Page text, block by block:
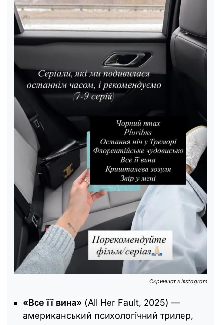
Cкриншот з Instagram
«Все її вина» (All Her Fault, 2025) —
американський психологічний трилер,